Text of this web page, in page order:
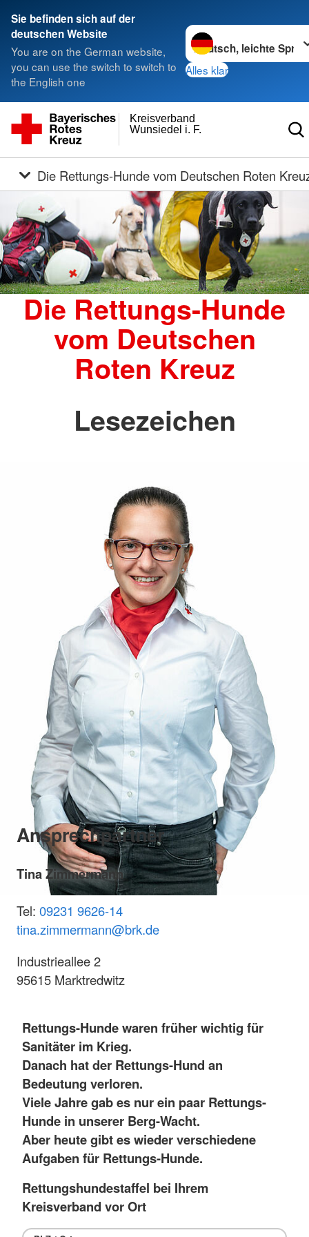
Sie befinden sich auf der
deutschen Website
You are on the German website,
you can use the switch to switch to
the English one
Sprache wechseln zu
Alles klar
Wunsiedel i. F.
Kreisverband
Die Rettungs-Hunde vom Deutschen Roten
Die Rettungs-Hunde
vom Deutschen
Roten Kreuz
Lesezeichen
Ansprechpartner
Tina Zimmermann
Tel: 09231 9626-14
tina.zimmermann@brk.de
Industrieallee 2
95615 Marktredwitz
Rettungs-Hunde waren früher wichtig für
Sanitäter im Krieg.
Danach hat der Rettungs-Hund an
Bedeutung verloren.
Viele Jahre gab es nur ein paar Rettungs-
Hunde in unserer Berg-Wacht.
Aber heute gibt es wieder verschiedene
Aufgaben für Rettungs-Hunde.
Rettungshundestaffel bei Ihrem
Kreisverband vor Ort